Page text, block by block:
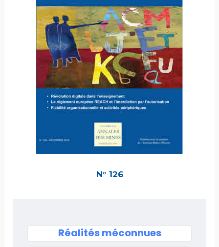
N° 126
Réalités méconnues